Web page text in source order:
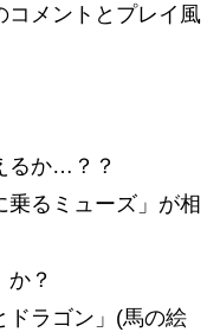
コメントとプレイ風
るか…？？
乗るミューズ」が相
？
ドラゴン」(馬の絵